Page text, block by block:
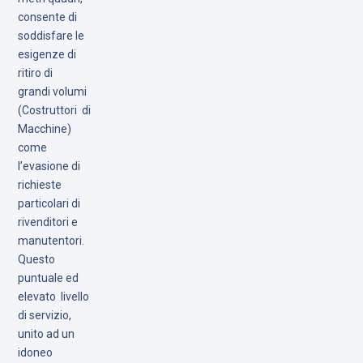
consente di
soddisfare le
esigenze di
ritiro di
grandi volumi
(Costruttori di
Macchine)
come
l’evasione di
richieste
particolari di
rivenditori e
manutentori.
Questo
puntuale ed
elevato livello
di servizio,
unito ad un
idoneo